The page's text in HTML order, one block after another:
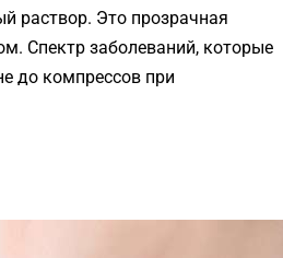
раствор. Это прозрачная
Спектр заболеваний, которые
до компрессов при